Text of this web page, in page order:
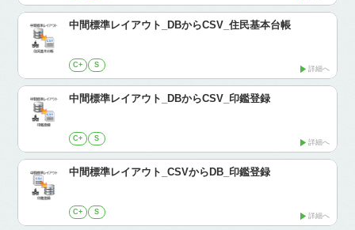
中間標準レイアウト_DBからCSV_住民基本台帳
C+ S 詳細へ
中間標準レイアウト_DBからCSV_印鑑登録
C+ S 詳細へ
中間標準レイアウト_CSVからDB_印鑑登録
C+ S 詳細へ